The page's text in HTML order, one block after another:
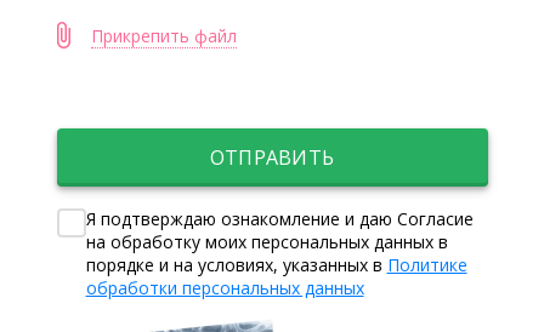
Прикрепить файл
ОТПРАВИТЬ
Я подтверждаю ознакомление и даю Согласие
на обработку моих персональных данных в
порядке и на условиях, указанных в Политике
обработки персональных данных